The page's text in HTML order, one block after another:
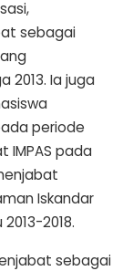
sebagai
2013. Ia juga
periode
IMPAS pada
Iskandar
2018.
sebagai